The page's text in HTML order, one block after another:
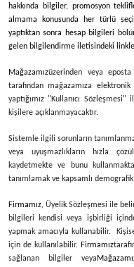
hakkında bilgiler, promosyon
almama konusunda her türlü
yaptıktan sonra hesap bilgileri
gelen bilgilendirme iletisindeki
Mağazamızüzerinden veya
tarafından mağazamıza
yaptığımız "Kullanıcı
kişilere açıklanmayacaktır.
Sistemle ilgili sorunların
veya uyuşmazlıkların hızla
kaydetmekte ve bunu
tanımlamak ve kapsamlı
Firmamız, Üyelik Sözleşmesi ile
bilgileri kendisi veya işbirliği
yapmak amacıyla kullanabilir.
için de kullanılabilir. Firmamız
sağlanan bilgiler veya